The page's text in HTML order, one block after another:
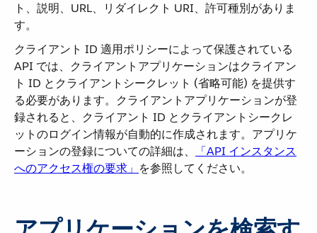
ト、説明、URL、リダイレクト URI、許可種別がありま
す。
クライアント ID 適用ポリシーによって保護されている
API では、クライアントアプリケーションはクライアン
ト ID とクライアントシークレット (省略可能) を提供す
る必要があります。クライアントアプリケーションが登
録されると、クライアント ID とクライアントシークレ
ットのログイン情報が自動的に作成されます。アプリケ
ーションの登録についての詳細は、​
「API インスタンス
へのアクセス権の要求」 ​を参照してください。